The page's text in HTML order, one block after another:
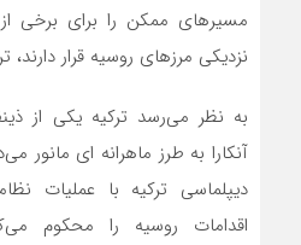
مسیرهای ممکن را برای برخی
نزدیکی مرزهای روسیه قرار دارند،
به نظر‌ می‌رسد ترکیه یکی از
آنکارا به طرز ماهرانه ای مانور‌
دیپلماسی ترکیه با عملیات
اقدامات روسیه را محکوم‌